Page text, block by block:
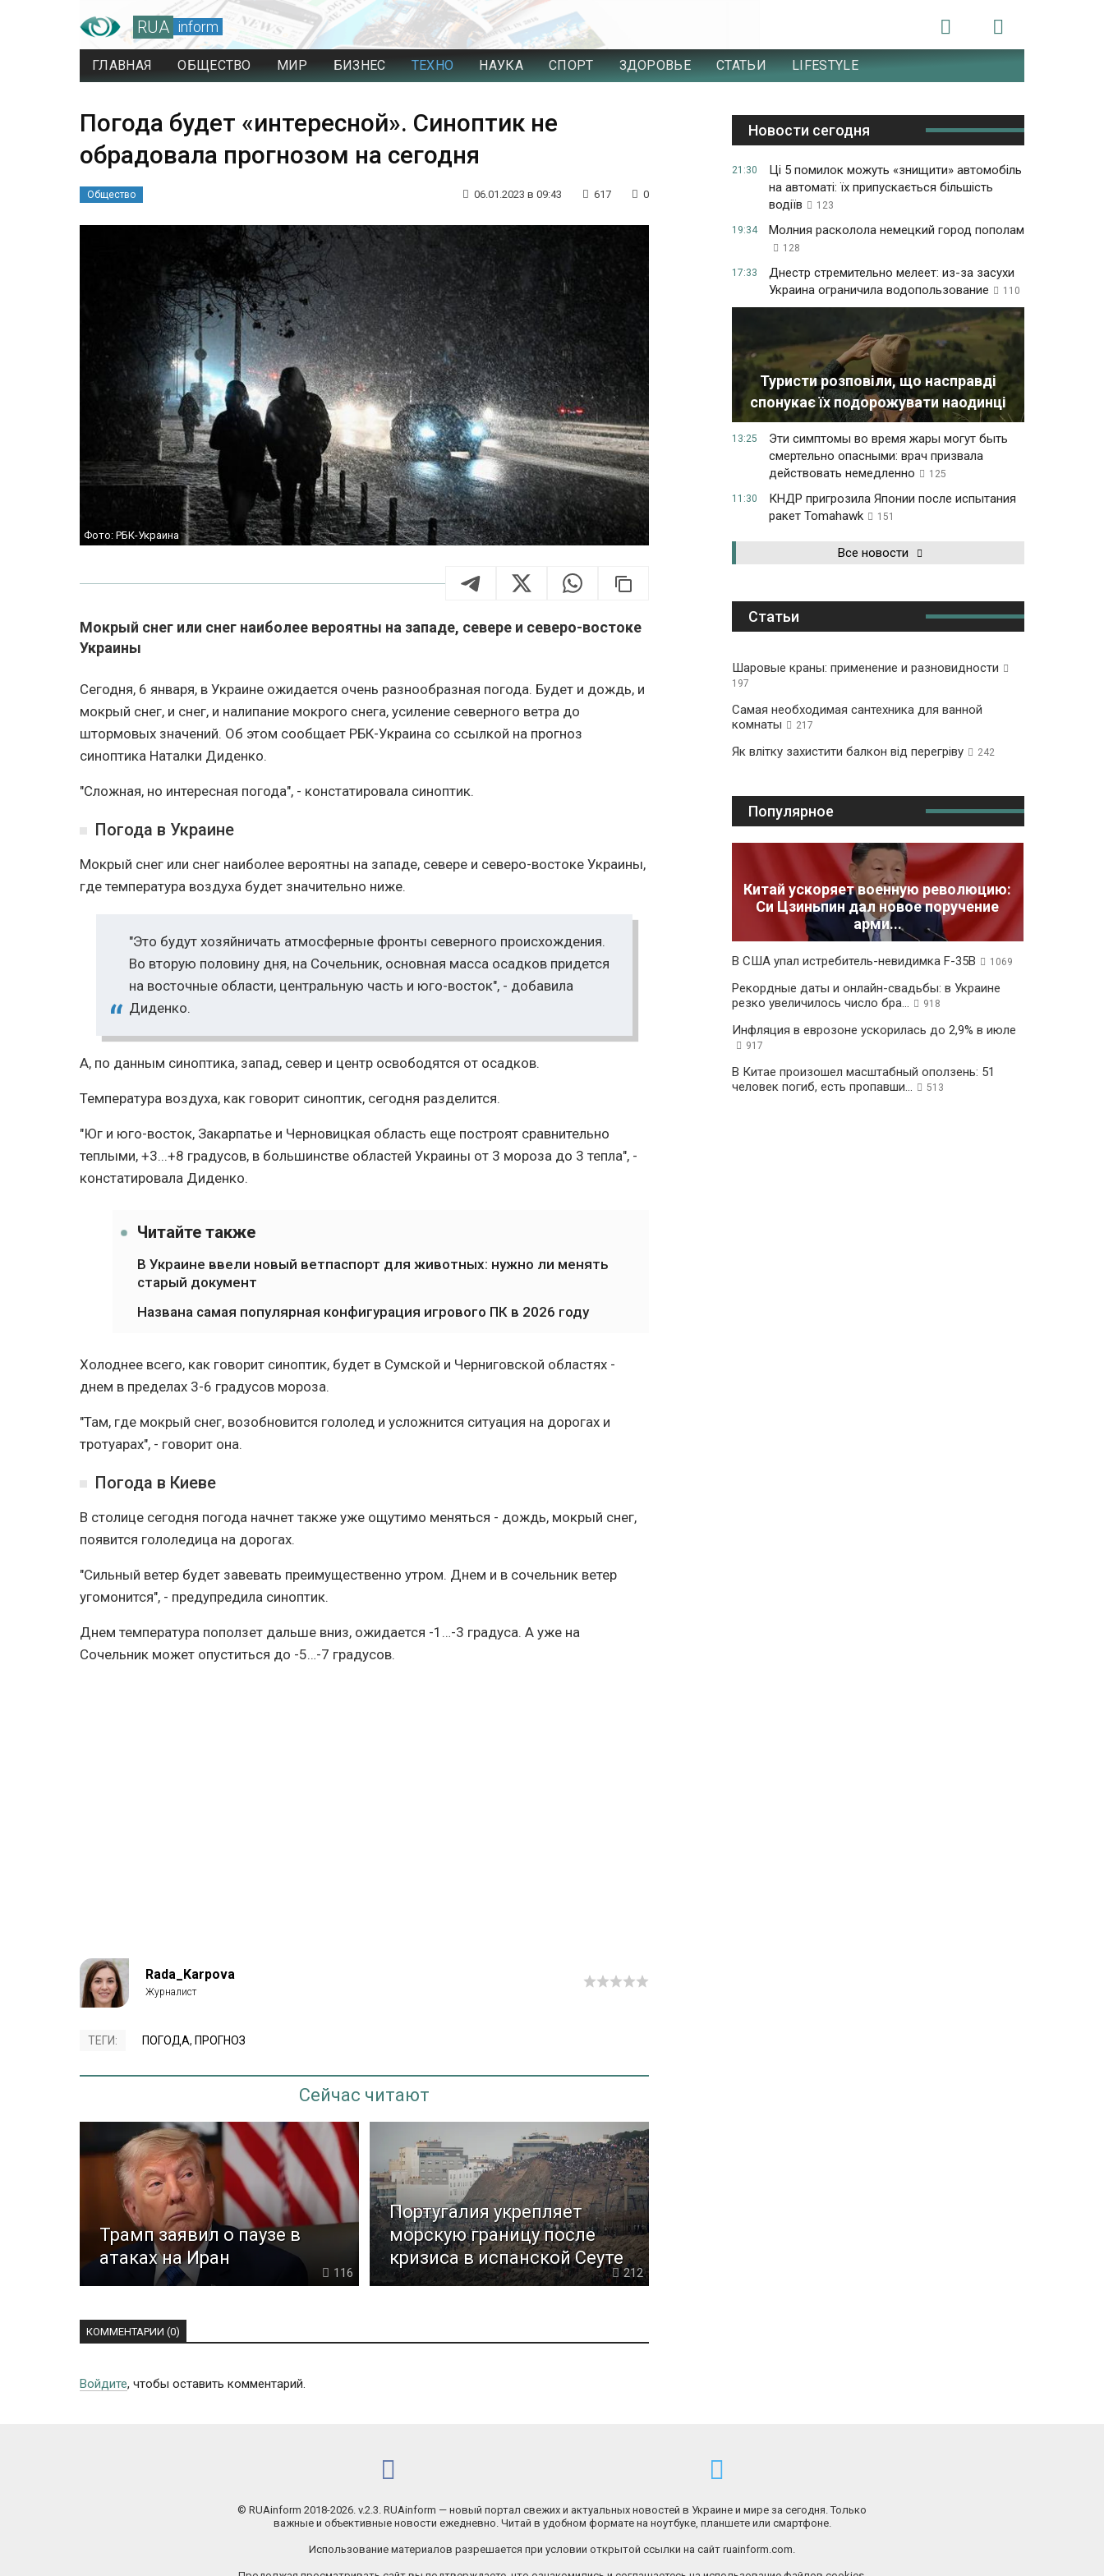
RUA inform
ГЛАВНАЯ ОБЩЕСТВО МИР БИЗНЕС ТЕХНО НАУКА СПОРТ ЗДОРОВЬЕ СТАТЬИ LIFESTYLE
Погода будет «интересной». Синоптик не
обрадовала прогнозом на сегодня
Общество 06.01.2023 в 09:43 617 0
Фото: РБК-Украина
Мокрый снег или снег наиболее вероятны на западе, севере и северо-востоке
Украины
Сегодня, 6 января, в Украине ожидается очень разнообразная погода. Будет и дождь, и
мокрый снег, и снег, и налипание мокрого снега, усиление северного ветра до
штормовых значений. Об этом сообщает РБК-Украина со ссылкой на прогноз
синоптика Наталки Диденко.
"Сложная, но интересная погода", - констатировала синоптик.
Погода в Украине
Мокрый снег или снег наиболее вероятны на западе, севере и северо-востоке Украины,
где температура воздуха будет значительно ниже.
"Это будут хозяйничать атмосферные фронты северного происхождения.
Во вторую половину дня, на Сочельник, основная масса осадков придется
на восточные области, центральную часть и юго-восток", - добавила
Диденко.
А, по данным синоптика, запад, север и центр освободятся от осадков.
Температура воздуха, как говорит синоптик, сегодня разделится.
"Юг и юго-восток, Закарпатье и Черновицкая область еще построят сравнительно
теплыми, +3...+8 градусов, в большинстве областей Украины от 3 мороза до 3 тепла", -
констатировала Диденко.
Читайте также
В Украине ввели новый ветпаспорт для животных: нужно ли менять
старый документ
Названа самая популярная конфигурация игрового ПК в 2026 году
Холоднее всего, как говорит синоптик, будет в Сумской и Черниговской областях -
днем в пределах 3-6 градусов мороза.
"Там, где мокрый снег, возобновится гололед и усложнится ситуация на дорогах и
тротуарах", - говорит она.
Погода в Киеве
В столице сегодня погода начнет также уже ощутимо меняться - дождь, мокрый снег,
появится гололедица на дорогах.
"Сильный ветер будет завевать преимущественно утром. Днем и в сочельник ветер
угомонится", - предупредила синоптик.
Днем температура поползет дальше вниз, ожидается -1…-3 градуса. А уже на
Сочельник может опуститься до -5…-7 градусов.
Rada_Karpova
ТЕГИ: ПОГОДА, ПРОГНОЗ
Сейчас читают
Трамп заявил о паузе в
атаках на Иран
116
Португалия укрепляет
морскую границу после
кризиса в испанской Сеуте
212
КОММЕНТАРИИ (0)
Войдите, чтобы оставить комментарий.
Новости сегодня
21:30
Ці 5 помилок можуть «знищити» автомобіль
на автоматі: їх припускається більшість
водіїв
123
19:34 Молния расколола немецкий город пополам
128
17:33
Днестр стремительно мелеет: из-за засухи
Украина ограничила водопользование
110
Туристи розповіли, що насправді
спонукає їх подорожувати наодинці
13:25
Эти симптомы во время жары могут быть
смертельно опасными: врач призвала
действовать немедленно
125
11:30
КНДР пригрозила Японии после испытания
ракет Tomahawk
151
Все новости
Статьи
Шаровые краны: применение и разновидности
197
Самая необходимая сантехника для ванной
комнаты
217
Як влітку захистити балкон від перегріву 242
Популярное
Китай ускоряет военную революцию:
Си Цзиньпин дал новое поручение
арми...
В США упал истребитель-невидимка F-35B 1069
Рекордные даты и онлайн-свадьбы: в Украине
резко увеличилось число бра...
918
Инфляция в еврозоне ускорилась до 2,9% в июле
917
В Китае произошел масштабный оползень: 51
человек погиб, есть пропавши...
513
© RUAinform 2018-2026. v.2.3. RUAinform — новый портал свежих и актуальных новостей в Украине и мире за сегодня. Только
важные и объективные новости ежедневно. Читай в удобном формате на ноутбуке, планшете или смартфоне.
Использование материалов разрешается при условии открытой ссылки на сайт ruainform.com.